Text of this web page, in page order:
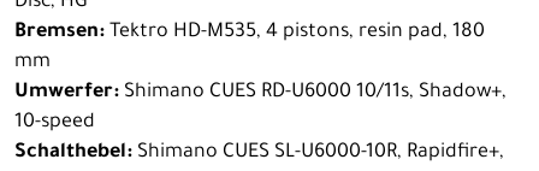
Bremsen: Tektro HD-M535, 4 pistons, resin pad, 180
mm
Umwerfer: Shimano CUES RD-U6000 10/11s, Shadow+,
10-speed
Schalthebel: Shimano CUES SL-U6000-10R, Rapidfire+,